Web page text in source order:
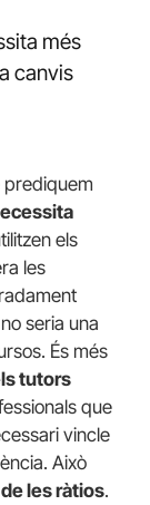
més
canvis
prediquem
els
les
seria una
És més
tutors
que
vincle
Això
les ràtios.